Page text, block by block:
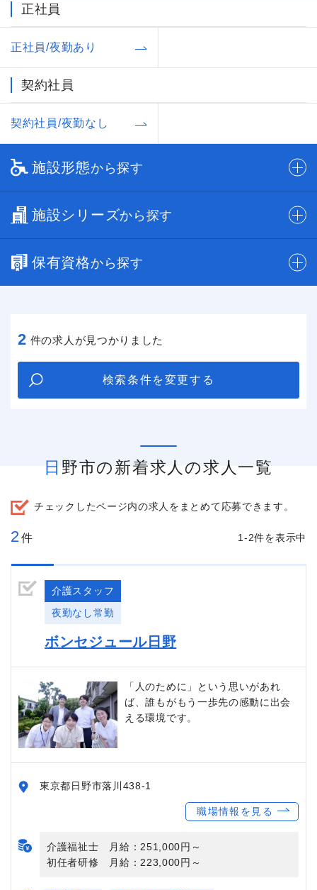
正社員
正社員/夜勤あり
契約社員
契約社員/夜勤なし
施設形態から探す
施設シリーズから探す
保有資格から探す
2 件の求人が見つかりました
検索条件を変更する
日野市の新着求人の求人一覧
チェックしたページ内の求人をまとめて応募できます。
2 件 1-2件を表示中
介護スタッフ
夜勤なし常勤
ボンセジュール日野
「人のために」という思いがあれ
ば、誰もがもう一歩先の感動に出会
える環境です。
東京都日野市落川438-1
職場情報を見る
介護福祉士 月給：251,000円～
初任者研修 月給：223,000円～